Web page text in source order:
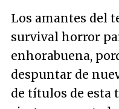
Los amantes del
survival horror
enhorabuena,
despuntar de
de títulos de esta